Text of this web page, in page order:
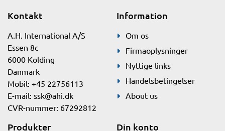
Kontakt
A.H. International A/S
Essen 8c
6000 Kolding
Danmark
Mobil: +45 22756113
E-mail: ssk@ahi.dk
CVR-nummer: 67292812
Information
Om os
Firmaoplysninger
Nyttige links
Handelsbetingelser
About us
Produkter Din konto